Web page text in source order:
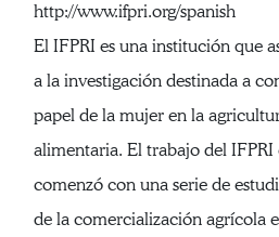
http://www.ifpri.org/spanish
El IFPRI es una institución que
a la investigación destinada a
papel de la mujer en la
alimentaria. El trabajo del IFPRI
comenzó con una serie de
de la comercialización agrícola